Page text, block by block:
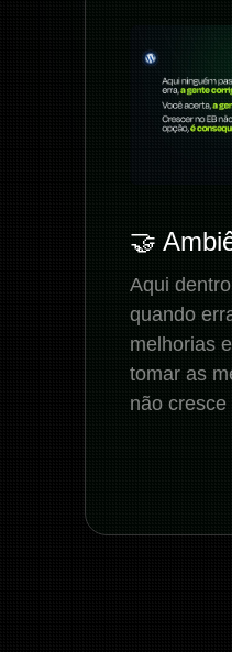
🤝
Aqui
quando
melhorias
tomar as
não cresce